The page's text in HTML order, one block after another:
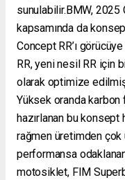
sunulabilir.BMW, 2025
kapsamında da
Concept RR’ı
RR, yeni nesil RR için
olarak optimize edilmiş
Yüksek oranda karbon
hazırlanan bu konsept
rağmen üretimden çok
performansa
motosiklet, FIM